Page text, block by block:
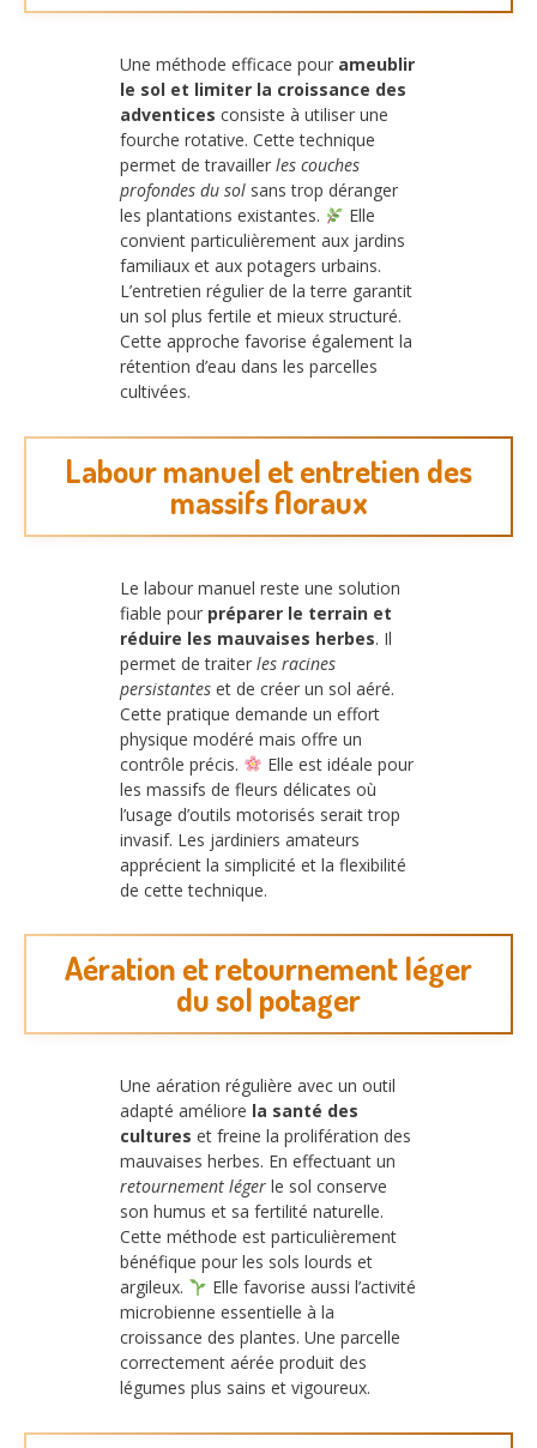
Une méthode efficace pour ameublir
le sol et limiter la croissance des
adventices consiste à utiliser une
fourche rotative. Cette technique
permet de travailler les couches
profondes du sol sans trop déranger
les plantations existantes.
Elle
convient particulièrement aux jardins
familiaux et aux potagers urbains.
L’entretien régulier de la terre garantit
un sol plus fertile et mieux structuré.
Cette approche favorise également la
rétention d’eau dans les parcelles
cultivées.
Labour manuel et entretien des
massifs floraux
Le labour manuel reste une solution
fiable pour préparer le terrain et
réduire les mauvaises herbes. Il
permet de traiter les racines
persistantes et de créer un sol aéré.
Cette pratique demande un effort
physique modéré mais offre un
contrôle précis.
Elle est idéale pour
les massifs de fleurs délicates où
l’usage d’outils motorisés serait trop
invasif. Les jardiniers amateurs
apprécient la simplicité et la flexibilité
de cette technique.
Aération et retournement léger
du sol potager
Une aération régulière avec un outil
adapté améliore la santé des
cultures et freine la prolifération des
mauvaises herbes. En effectuant un
retournement léger le sol conserve
son humus et sa fertilité naturelle.
Cette méthode est particulièrement
bénéfique pour les sols lourds et
argileux.
Elle favorise aussi l’activité
microbienne essentielle à la
croissance des plantes. Une parcelle
correctement aérée produit des
légumes plus sains et vigoureux.